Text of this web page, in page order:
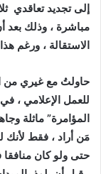
إلى تجديد تعاقدي
مباشرة ، وذلك بعد
الاستقالة ، ورغم
حاولتُ مع غيري من
للعمل الإعلامي ،
المؤامرة” ماثلة
مَن أراد ، فقط لأنك
حتى ولو كان